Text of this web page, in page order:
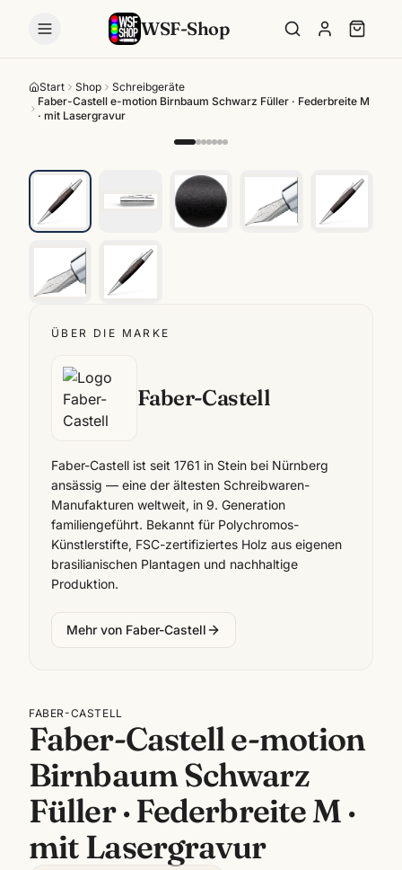
WSF-Shop
Start Shop
Schreibgeräte
Faber-Castell e-motion Birnbaum Schwarz Füller · Federbreite M
· mit Lasergravur
ÜBER DIE MARKE
Faber-Castell
Faber-Castell ist seit 1761 in Stein bei Nürnberg
ansässig — eine der ältesten Schreibwaren-
Manufakturen weltweit, in 9. Generation
familiengeführt. Bekannt für Polychromos-
Künstlerstifte, FSC-zertifiziertes Holz aus eigenen
brasilianischen Plantagen und nachhaltige
Produktion.
Mehr von Faber-Castell
FABER-CASTELL
Faber-Castell e-motion
Birnbaum Schwarz
Füller · Federbreite M ·
mit Lasergravur